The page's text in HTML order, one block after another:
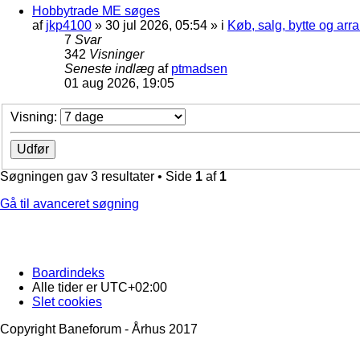
Hobbytrade ME søges
af jkp4100 » 30 jul 2026, 05:54 » i Køb, salg, bytte og
7 Svar
342 Visninger
Seneste indlæg af ptmadsen
01 aug 2026, 19:05
Visning:
Søgningen gav 3 resultater • Side 1 af 1
Gå til avanceret søgning
Boardindeks
Alle tider er UTC+02:00
Slet cookies
Copyright Baneforum - Århus 2017